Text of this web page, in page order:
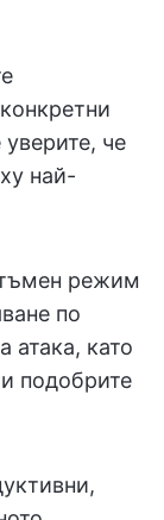
че
най-
режим
по
атака, като
подобрите